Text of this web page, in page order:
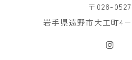
〒028-0527
岩手県遠野市大工町